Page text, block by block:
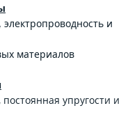
и
материалов
упругости и